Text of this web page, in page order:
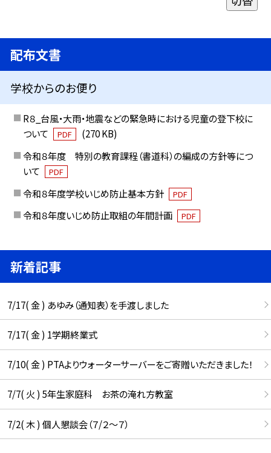
配布文書
学校からのお便り
R８_台風・大雨・地震などの緊急時における児童の登下校に
ついて
PDF
(270 KB)
令和８年度 特別の教育課程（書道科）の編成の方針等につ
いて
PDF
令和８年度学校いじめ防止基本方針 PDF
令和８年度いじめ防止取組の年間計画 PDF
新着記事
7/17( 金 ) あゆみ（通知表）を手渡しました
7/17( 金 ) 1学期終業式
7/10( 金 ) PTAよりウォーターサーバーをご寄贈いただきました！
7/7( 火 ) 5年生家庭科 お茶の淹れ方教室
7/2( 木 ) 個人懇談会（７/２～７）